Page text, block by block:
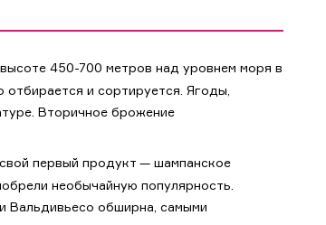
450-700 метров над уровнем моря в
и сортируется. Ягоды,
Вторичное брожение
первый продукт — шампанское
необычайную популярность.
Вальдивьесо обширна, самыми